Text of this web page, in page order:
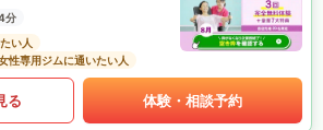
分
い人
性専用ジムに通いたい人
る 体験・相談予約